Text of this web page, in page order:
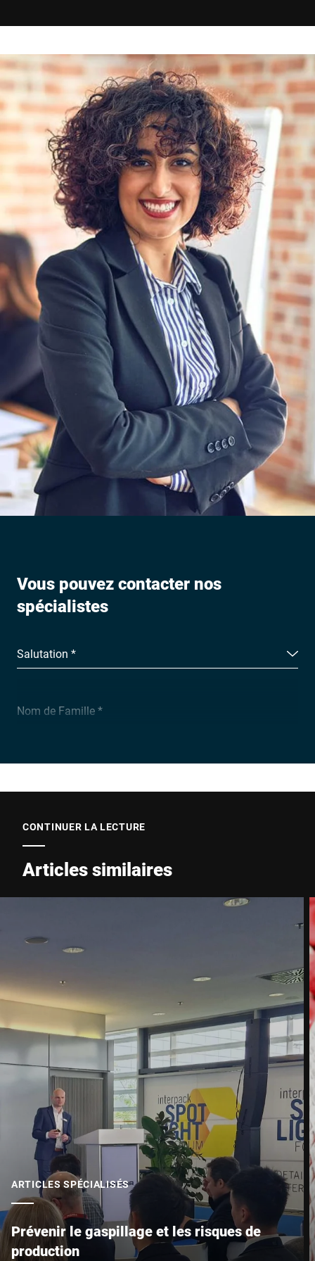
Vous pouvez contacter nos
spécialistes
Salutation *
Nom de Famille *
Entreprise *
E-Mail *
Rue *
Code postal *
Ville *
Votre demande *
CONTINUER LA LECTURE
Articles similaires
ARTICLES SPÉCIALISÉS
Prévenir le gaspillage et les risques de
production